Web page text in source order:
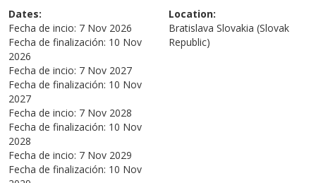
Dates:
Fecha de incio: 7 Nov 2026
Fecha de finalización: 10 Nov
2026
Fecha de incio: 7 Nov 2027
Fecha de finalización: 10 Nov
2027
Fecha de incio: 7 Nov 2028
Fecha de finalización: 10 Nov
2028
Fecha de incio: 7 Nov 2029
Fecha de finalización: 10 Nov
Location:
Bratislava Slovakia (Slovak
Republic)